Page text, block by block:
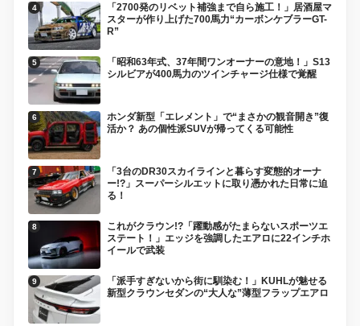
「2700発のリベット補強まで自ら施工！」居酒屋マ
スターが作り上げた700馬力“カーボンケブラーGT-
R”
「昭和63年式、37年間ワンオーナーの意地！」S13
シルビアが400馬力のツインチャージ仕様で覚醒
ホンダ新型「エレメント」で“まさかの観音開き”復
活か？ あの個性派SUVが帰ってくる可能性
「3台のDR30スカイラインと暮らす変態的オーナ
ー!?」スーパーシルエットに取り憑かれた日常に迫
る！
これがクラウン!?「躍動感がたまらないスポーツエ
ステート！」エッジを強調したエアロに22インチホ
イールで武装
「派手すぎないから街に馴染む！」KUHLが魅せる
新型クラウンセダンの“大人な”薄型フラップエアロ